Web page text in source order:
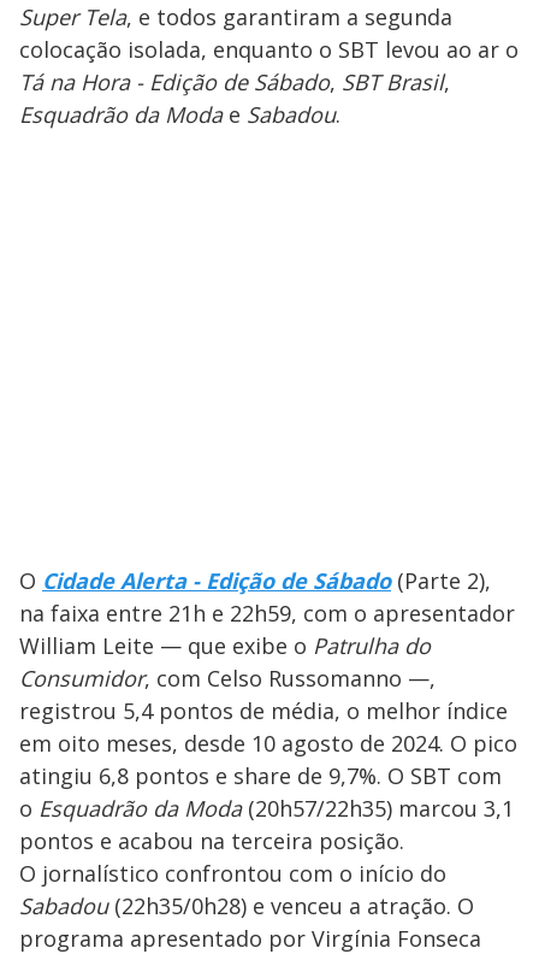
Super Tela, e todos garantiram a segunda
colocação isolada, enquanto o SBT levou ao ar o
Tá na Hora - Edição de Sábado, SBT Brasil,
Esquadrão da Modae Sabadou.
O Cidade Alerta - Edição de Sábado(Parte 2),
na faixa entre 21h e 22h59, com o apresentador
William Leite — que exibe o Patrulha do
Consumidor, com Celso Russomanno —,
registrou 5,4 pontos de média, o melhor índice
em oito meses, desde 10 agosto de 2024. O pico
atingiu 6,8 pontos e share de 9,7%. O SBT com
o Esquadrão da Moda(20h57/22h35) marcou 3,1
pontos e acabou na terceira posição.
O jornalístico confrontou com o início do
Sabadou (22h35/0h28) e venceu a atração. O
programa apresentado por Virgínia Fonseca